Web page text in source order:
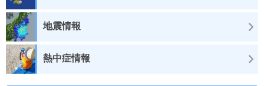
地震情報
熱中症情報